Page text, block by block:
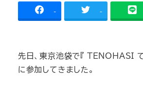
- -
先日、東京池袋で『 TENOHASI
に参加してきました。